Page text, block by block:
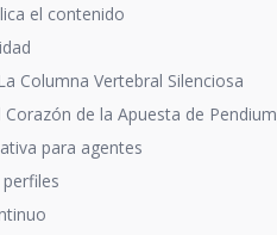
el contenido
Columna Vertebral Silenciosa
Corazón de la Apuesta de Pendium
para agentes